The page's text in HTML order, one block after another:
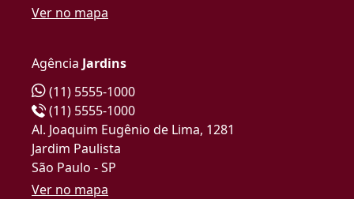
Ver no mapa
Agência Jardins
(11) 5555-1000
(11) 5555-1000
Al. Joaquim Eugênio de Lima, 1281
Jardim Paulista
São Paulo - SP
Ver no mapa